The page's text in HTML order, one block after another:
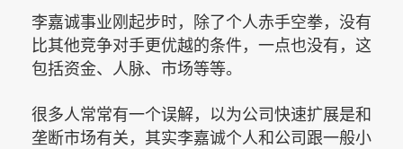
李嘉诚事业刚起步时，除了个人赤手空拳，没有
比其他竞争对手更优越的条件，一点也没有，这
包括资金、人脉、市场等等。
很多人常常有一个误解，以为公司快速扩展是和
垄断市场有关，其实李嘉诚个人和公司跟一般小